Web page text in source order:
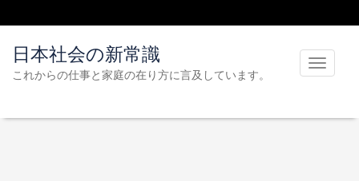
日本社会の新常識
これからの仕事と家庭の在り方に言及しています。
T